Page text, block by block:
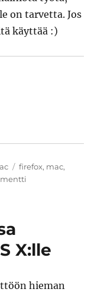
on tarvetta. Jos
käyttää :)
Avainsanat
firefox, mac,
ilman
X:lle
hieman